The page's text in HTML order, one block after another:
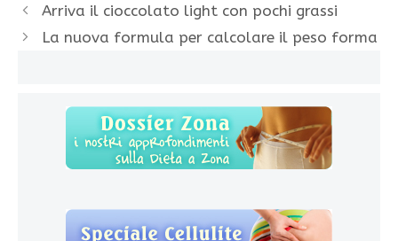
Arriva il cioccolato light con pochi grassi
La nuova formula per calcolare il peso forma